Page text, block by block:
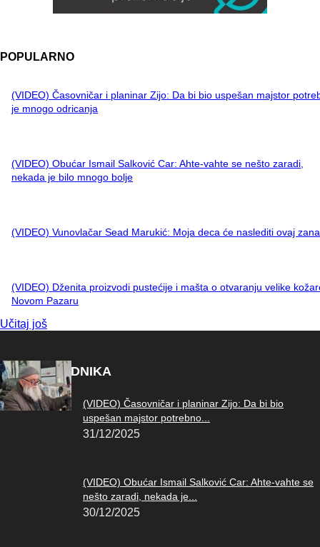
POPULARNO
(VIDEO) Časovničar i planinar Zijo: Da bi bio uspešan majstor
je mnogo odricanja
(VIDEO) Obućar Ismail Salković Car: Ahte-vahte se nešto zaradi,
nekada je bilo mnogo bolje
(VIDEO) Vunovlačar Sead Marukić: Moja deca će naslediti ovaj
(VIDEO) Dženita proizvodi pustećije i mašta o otvaranju velike
Novom Pazaru
Učitaj još
IZBOR UREDNIKA
(VIDEO) Časovničar i planinar Zijo: Da bi bio
uspešan majstor potrebno...
31/12/2025
(VIDEO) Obućar Ismail Salković Car: Ahte-vahte se
nešto zaradi, nekada je...
30/12/2025